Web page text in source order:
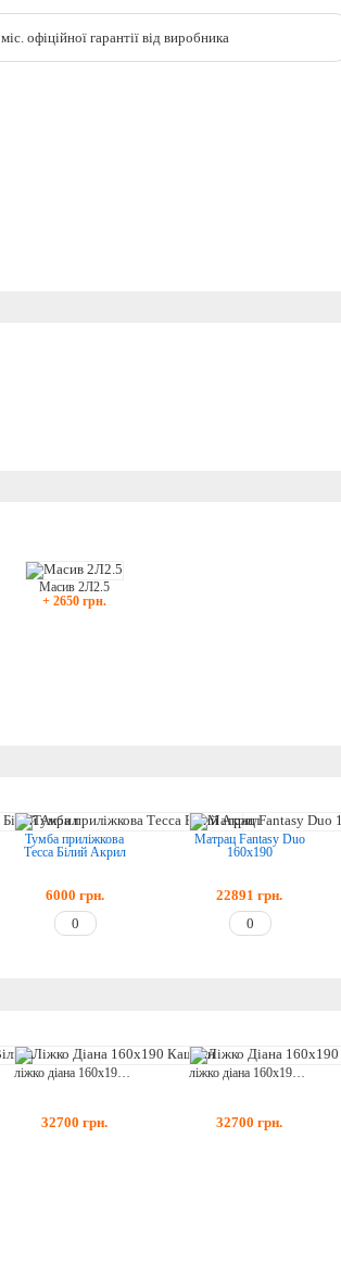
офіційної гарантії від виробника
Масив 2Л2.5
+ 2650 грн.
Тумба приліжкова
Тесса Білий Акрил
6000 грн.
Матрац Fantasy Duo
160x190
22891 грн.
32700 грн. 32700 грн.